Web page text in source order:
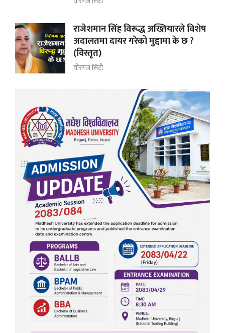
राजेशमान सिंह विरूद्ध अख्तियारले विशेष
अदालतमा दायर गरेको मुद्दामा के छ ?
(विस्तृत)
वीरगंज सिटी